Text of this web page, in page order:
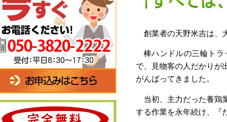
創業者の天野米吉は、
棒ハンドルの三輪トラ
で、見物客の人だかりが
がんばってきました。
当初、主力だった養鶏
する作業を永年続け、『